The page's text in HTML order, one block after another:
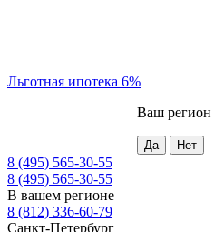
Льготная ипотека 6%
Ваш регион
8 (495) 565-30-55
8 (495) 565-30-55
В вашем регионе
8 (812) 336-60-79
Санкт-Петербург